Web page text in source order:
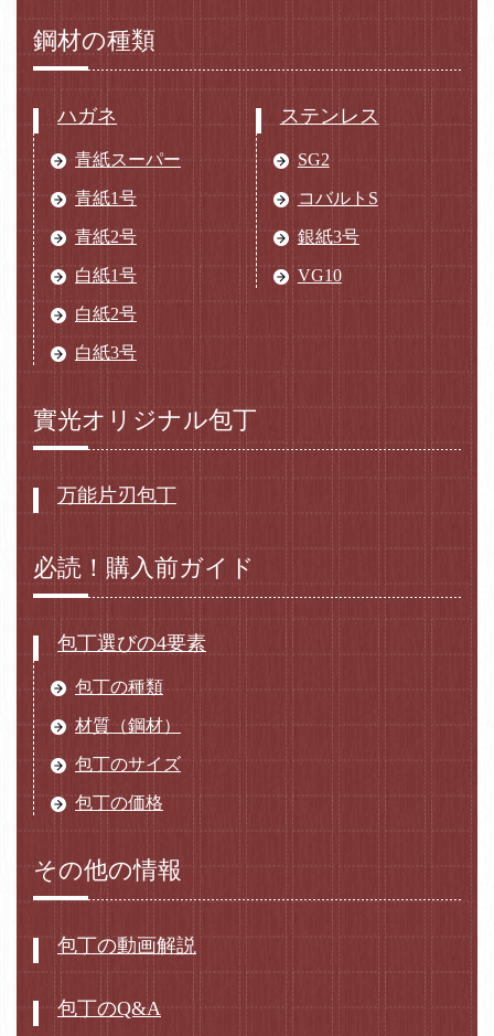
鋼材の種類
ハガネ
青紙スーパー
青紙1号
青紙2号
白紙1号
白紙2号
白紙3号
ステンレス
SG2
コバルトS
銀紙3号
VG10
實光オリジナル包丁
万能片刃包丁
必読！購入前ガイド
包丁選びの4要素
包丁の種類
材質（鋼材）
包丁のサイズ
包丁の価格
その他の情報
包丁の動画解説
包丁のQ&A